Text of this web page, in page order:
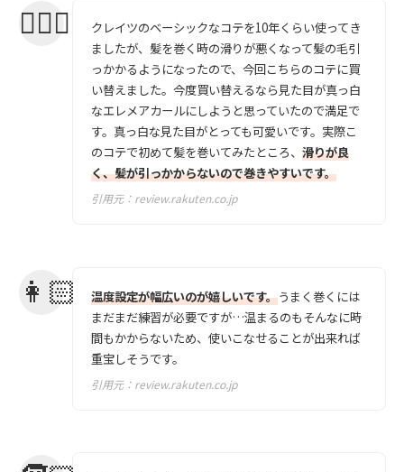
クレイツのベーシックなコテを10年くらい使ってき
ましたが、髪を巻く時の滑りが悪くなって髪の毛引
っかかるようになったので、今回こちらのコテに買
い替えました。今度買い替えるなら見た目が真っ白
なエレメアカールにしようと思っていたので満足で
す。真っ白な見た目がとっても可愛いです。実際こ
のコテで初めて髪を巻いてみたところ、 滑りが良
く、髪が引っかからないので巻きやすいです。
引用元： review.rakuten.co.jp
温度設定が幅広いのが嬉しいです。うまく巻くには
まだまだ練習が必要ですが…温まるのもそんなに時
間もかからないため、使いこなせることが出来れば
重宝しそうです。
引用元： review.rakuten.co.jp